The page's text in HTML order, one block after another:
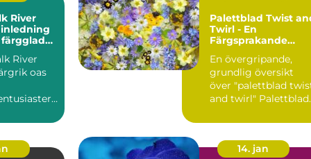
River
inledning
River
oas
:
Palettblad Twist
Twirl - En
Färgsprakande
En övergripande,
grundlig översikt
över "palettblad
and twirl" Palettblad
14. jan